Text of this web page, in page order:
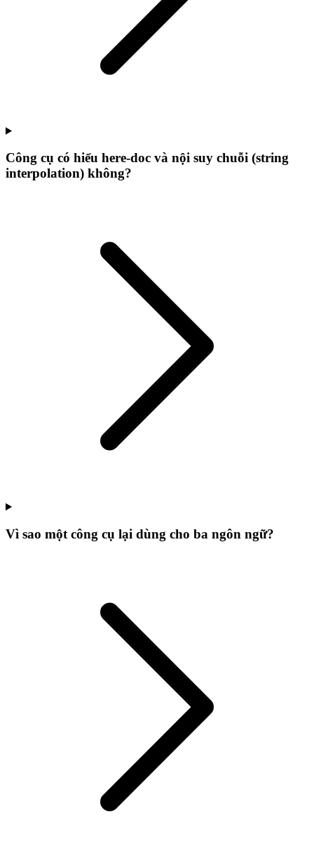
Công cụ có hiểu here-doc và nội suy chuỗi (string
interpolation) không?
Vì sao một công cụ lại dùng cho ba ngôn ngữ?